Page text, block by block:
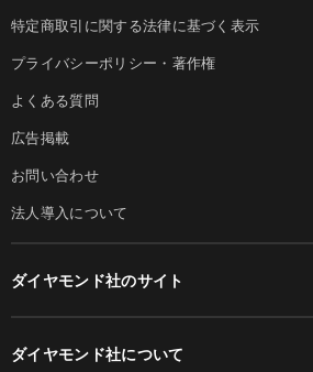
特定商取引に関する法律に基づく表示
プライバシーポリシー・著作権
よくある質問
広告掲載
お問い合わせ
法人導入について
ダイヤモンド社のサイト
ダイヤモンド社について